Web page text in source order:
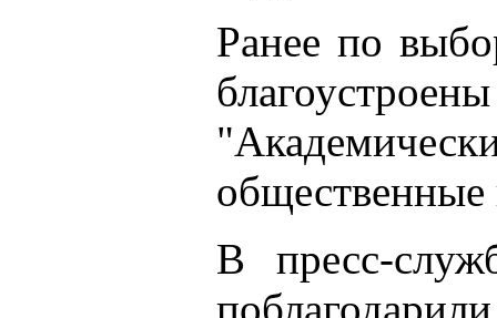
Ранее по
общественные
В пресс-